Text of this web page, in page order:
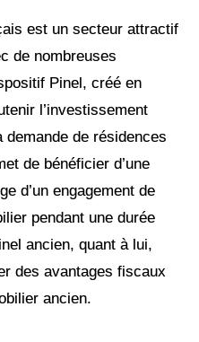
est un secteur attractif
de nombreuses
Pinel, créé en
l’investissement
de résidences
de bénéficier d’une
d’un engagement de
pendant une durée
ancien, quant à lui,
des avantages fiscaux
ancien.